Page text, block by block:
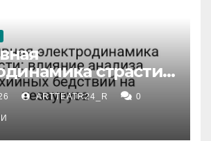
страсти:
анализа
бедствий на
ARTTEATR24_R 0